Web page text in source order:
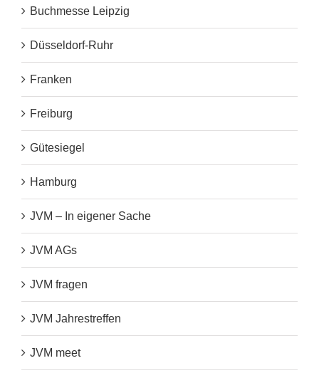
Buchmesse Leipzig
Düsseldorf-Ruhr
Franken
Freiburg
Gütesiegel
Hamburg
JVM – In eigener Sache
JVM AGs
JVM fragen
JVM Jahrestreffen
JVM meet